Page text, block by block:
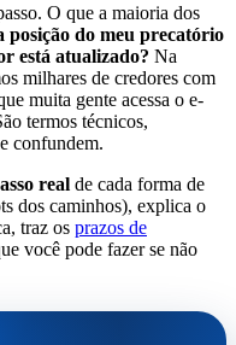
O que a maioria dos
posição do meu precatório
está atualizado? Na
milhares de credores com
muita gente acessa o e-
termos técnicos,
confundem.
real de cada forma de
dos caminhos), explica o
traz os prazos de
você pode fazer se não